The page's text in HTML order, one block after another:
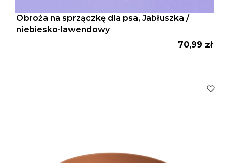
Obroża na sprzączkę dla psa, Jabłuszka /
niebiesko-lawendowy
Cena
70,99 zł